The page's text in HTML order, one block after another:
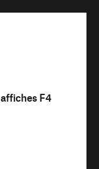
F4